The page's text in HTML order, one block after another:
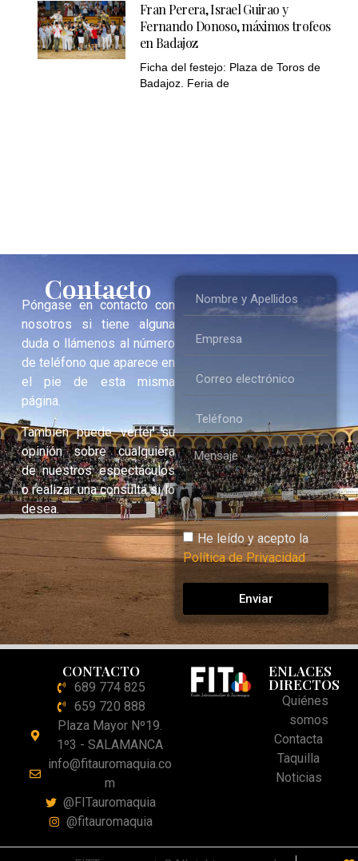
Fran Perera, Israel Guirao y
Fernando Donoso, máximos trofeos
en Badajoz
Ficha del festejo: Plaza de Toros de
Badajoz. Feria de
Contacto
Póngase en contacto con
nosotros si tiene alguna
duda o llámenos al número
de teléfono que aparece en
el pie de esta misma
página.
También puede verter su
opinión sobre cualquiera
de nuestros espectáculos
o realizar una consulta si lo
desea.
He leído y acepto la
Política de Privacidad
Enviar
CONTACTO
689 774 825
659 720 888
Plaza Mayor Nº19.
1º3 - SALAMANCA
info@fitauromaquia.co
m
@FITauromaquia
@fitauromaquia
ENLACES
DIRECTOS
Quiénes
somos
Contacta
Taquilla
Noticias